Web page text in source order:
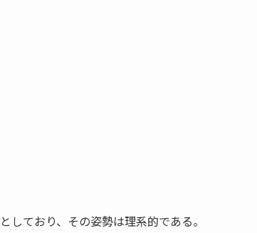
ており、その姿勢は理系的である。